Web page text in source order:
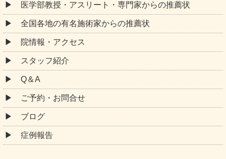
医学部教授・アスリート・専門家からの推薦状
全国各地の有名施術家からの推薦状
院情報・アクセス
スタッフ紹介
Q＆A
ご予約・お問合せ
ブログ
症例報告